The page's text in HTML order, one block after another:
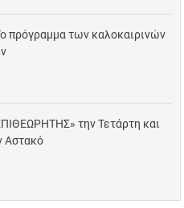
πρόγραμμα των καλοκαιρινών
την Τετάρτη και
Αστακό